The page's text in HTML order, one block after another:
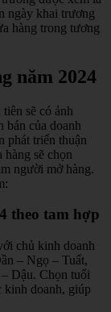
ngày khai trương
hàng trong tương
năm 2024
sẽ có ảnh
bán của doanh
phát triển thuận
sẽ chọn
người mở hàng.
theo tam hợp
chủ kinh doanh
– Ngọ – Tuất,
Dậu. Chọn tuổi
kinh doanh, giúp